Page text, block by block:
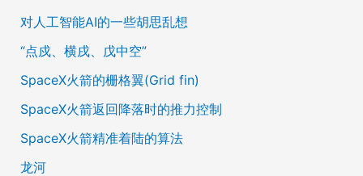
对人工智能AI的一些胡思乱想
“点戍、横戌、戊中空”
SpaceX火箭的栅格翼(Grid fin)
SpaceX火箭返回降落时的推力控制
SpaceX火箭精准着陆的算法
龙河